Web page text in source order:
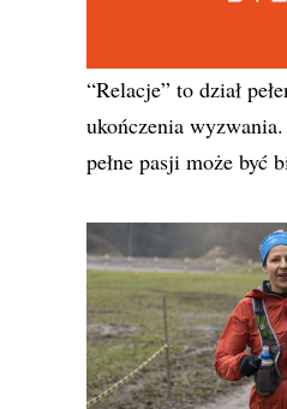
“Relacje” to dział
ukończenia
pełne pasji może być